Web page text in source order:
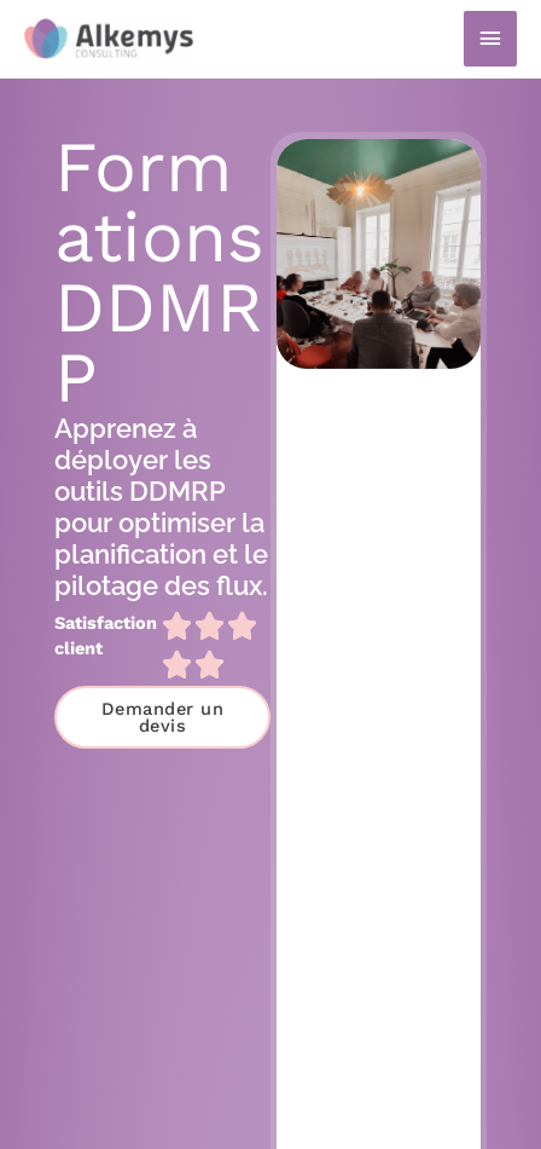
contenu
Form
ations
DDMR
P
Apprenez à
déployer les
outils DDMRP
pour optimiser la
planification et le
pilotage des flux.
Satisfaction
client
Demander un
devis